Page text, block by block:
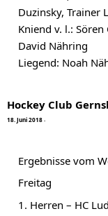
Duzinsky, Trainer
Kniend v. l.:
David Nähring
Liegend: Noah
Hockey Club
18 Juni2018·
Ergebnisse vom
Freitag
1. Herren – HC